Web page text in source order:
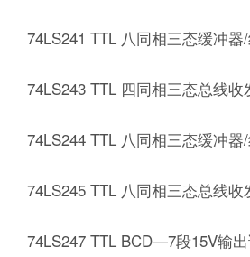
74LS241 TTL 八同相三态缓冲器
74LS243 TTL 四同相三态总线收
74LS244 TTL 八同相三态缓冲器
74LS245 TTL 八同相三态总线收
74LS247 TTL BCD—7段15V输